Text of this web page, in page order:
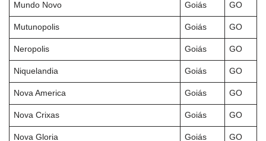
Mundo Novo Goiás GO
Mutunopolis Goiás GO
Neropolis Goiás GO
Niquelandia Goiás GO
Nova America Goiás GO
Nova Crixas Goiás GO
Nova Gloria Goiás GO